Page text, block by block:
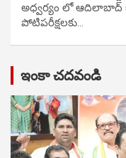
అధ్వర్యం లో ఆదిలాబాద్
పోటిప‌రీక్ష‌ల‌కు…
ఇంకా చదవండి